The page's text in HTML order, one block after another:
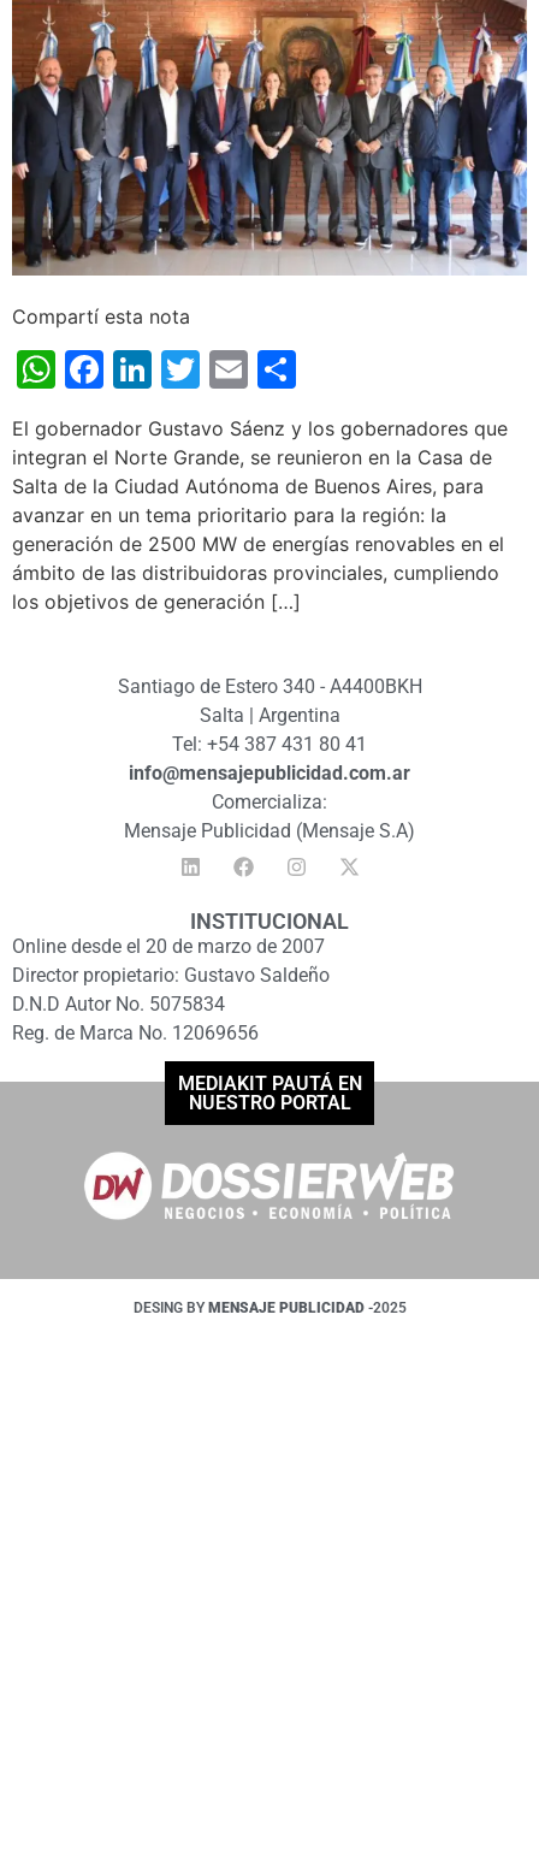
Compartí esta nota
WhatsApp
Facebook
LinkedIn
Twitter
Email
El gobernador Gustavo Sáenz y los gobernadores que
integran el Norte Grande, se reunieron en la Casa de
Salta de la Ciudad Autónoma de Buenos Aires, para
avanzar en un tema prioritario para la región: la
generación de 2500 MW de energías renovables en el
ámbito de las distribuidoras provinciales, cumpliendo
los objetivos de generación […]
Santiago de Estero 340 - A4400BKH
Salta | Argentina
Tel: +54 387 431 80 41
info@mensajepublicidad.com.ar
Comercializa:
Mensaje Publicidad (Mensaje S.A)
INSTITUCIONAL
Online desde el 20 de marzo de 2007
Director propietario: Gustavo Saldeño
D.N.D Autor No. 5075834
Reg. de Marca No. 12069656
MEDIAKIT PAUTÁ EN
NUESTRO PORTAL
DESING BY MENSAJE PUBLICIDAD -2025